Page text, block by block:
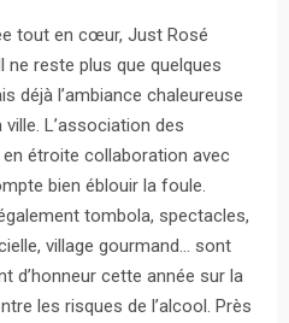
tout en cœur, Just Rosé
ne reste plus que quelques
déjà l’ambiance chaleureuse
L’association des
étroite collaboration avec
bien éblouir la foule.
tombola, spectacles,
village gourmand… sont
d’honneur cette année sur la
les risques de l’alcool. Près